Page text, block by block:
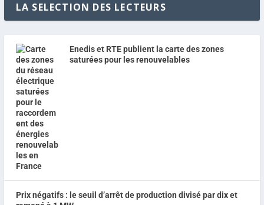
LA SELECTION DES LECTEURS
Enedis et RTE publient la carte des zones
saturées pour les renouvelables
Prix négatifs : le seuil d’arrêt de production divisé par dix et